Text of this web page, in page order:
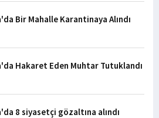
Bir Mahalle Karantinaya Alındı
Hakaret Eden Muhtar Tutuklandı
8 siyasetçi gözaltına alındı